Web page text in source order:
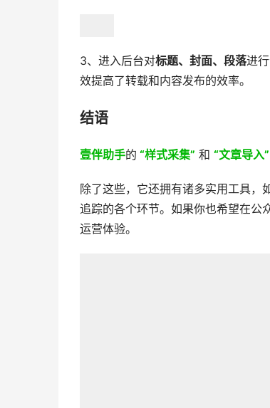
3、进入后台对标题、封面、段落进
效提高了转载和内容发布的效率。
结语
壹伴助手的 “样式采集” 和 “文章导入”
除了这些，它还拥有诸多实用工具，
追踪的各个环节。如果你也希望在公
运营体验。